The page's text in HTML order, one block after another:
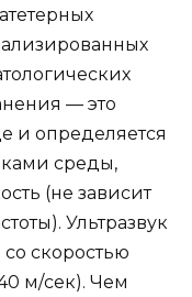
— это
и определяется
среды,
(не зависит
Ультразвук
скоростью
м/сек). Чем